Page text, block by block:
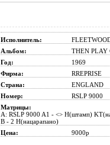
Исполнитель:
Альбом:
THEN PLAY
Год:
1969
Фирма:
RREPRISE
Страна:
ENGLAND
Номер:
RSLP 9000
Матрицы:
A: RSLP 9000 A1 - <> H(штамп)
B - 2 H(нацарапано)
Цена:
9000р